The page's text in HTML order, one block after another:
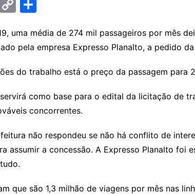
T
C
p
y
Li
k
ar
e
uma média de 274 mil passageiros por mês
pela empresa Expresso Planalto, a pedido
do trabalho está o preço da passagem para
como base para o edital da licitação de
concorrentes.
não respondeu se não há conflito de
assumir a concessão. A Expresso Planalto
que são 1,3 milhão de viagens por mês nas